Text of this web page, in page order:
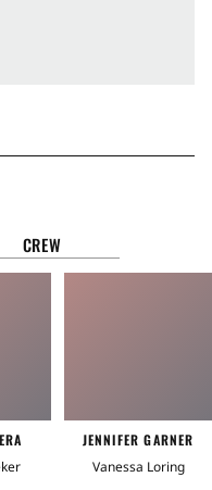
CREW
JENNIFER GARNER
Vanessa Loring